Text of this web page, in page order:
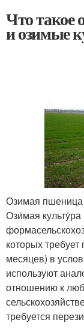
Что такое
и озимые
Озимая пшеница
Ози́мая
которых
месяцев) в
используют
отношению к
требуется